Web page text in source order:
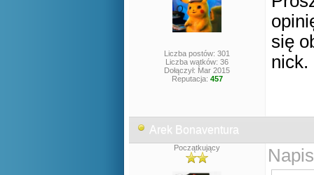
Liczba postów: 301
Liczba wątków: 36
Dołączył: Mar 2015
Reputacja: 457
się
nick.
Arek Bonaventura
Początkujący